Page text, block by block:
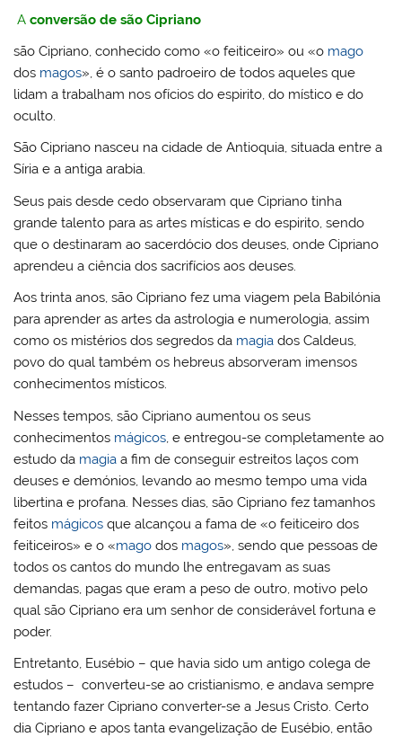
M
ai
l
o
o
k
p o
m
A conversão de são Cipriano
são Cipriano, conhecido como «o feiticeiro» ou «o mago
dos magos», é o santo padroeiro de todos aqueles que
lidam a trabalham nos ofícios do espirito, do místico e do
oculto.
São Cipriano nasceu na cidade de Antioquia, situada entre a
Síria e a antiga arabia.
Seus pais desde cedo observaram que Cipriano tinha
grande talento para as artes místicas e do espirito, sendo
que o destinaram ao sacerdócio dos deuses, onde Cipriano
aprendeu a ciência dos sacrifícios aos deuses.
Aos trinta anos, são Cipriano fez uma viagem pela Babilónia
para aprender as artes da astrologia e numerologia, assim
como os mistérios dos segredos da magia dos Caldeus,
povo do qual também os hebreus absorveram imensos
conhecimentos místicos.
Nesses tempos, são Cipriano aumentou os seus
conhecimentos mágicos , e entregou-se completamente ao
estudo da magia a fim de conseguir estreitos laços com
deuses e demónios, levando ao mesmo tempo uma vida
libertina e profana. Nesses dias, são Cipriano fez tamanhos
feitos mágicos que alcançou a fama de «o feiticeiro dos
feiticeiros» e o «mago dos magos», sendo que pessoas de
todos os cantos do mundo lhe entregavam as suas
demandas, pagas que eram a peso de outro, motivo pelo
qual são Cipriano era um senhor de considerável fortuna e
poder.
Entretanto, Eusébio – que havia sido um antigo colega de
estudos – converteu-se ao cristianismo, e andava sempre
tentando fazer Cipriano converter-se a Jesus Cristo. Certo
dia Cipriano e apos tanta evangelização de Eusébio, então